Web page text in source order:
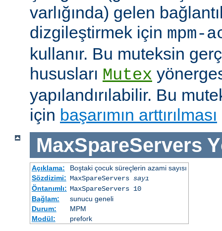
varlığında) gelen
dizgileştirmek için mpm-
kullanır. Bu muteksin
hususları Mutex
yapılandırılabilir. Bu
için başarımın arttırılması
MaxSpareServers
Açıklama:
Boştaki çocuk süreçlerin azami sayısı
Sözdizimi: MaxSpareServers sayı
Öntanımlı: MaxSpareServers 10
Bağlam:
sunucu geneli
Durum:
MPM
Modül:
prefork